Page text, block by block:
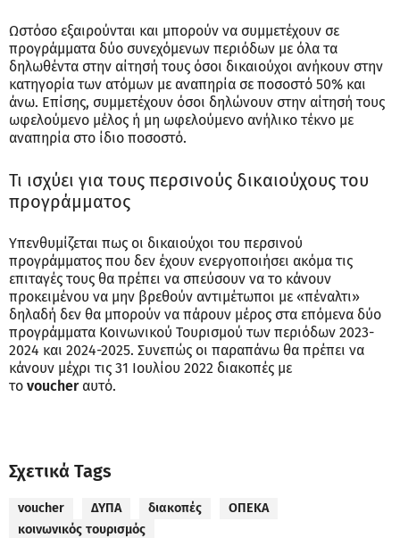
Ωστόσο εξαιρούνται και μπορούν να συμμετέχουν σε
προγράμματα δύο συνεχόμενων περιόδων με όλα τα
δηλωθέντα στην αίτησή τους όσοι δικαιούχοι ανήκουν στην
κατηγορία των ατόμων με αναπηρία σε ποσοστό 50% και
άνω. Επίσης, συμμετέχουν όσοι δηλώνουν στην αίτησή τους
ωφελούμενο μέλος ή μη ωφελούμενο ανήλικο τέκνο με
αναπηρία στο ίδιο ποσοστό.
Τι ισχύει για τους περσινούς δικαιούχους του
προγράμματος
Υπενθυμίζεται πως οι δικαιούχοι του περσινού
προγράμματος που δεν έχουν ενεργοποιήσει ακόμα τις
επιταγές τους θα πρέπει να σπεύσουν να το κάνουν
προκειμένου να μην βρεθούν αντιμέτωποι με «πέναλτι»
δηλαδή δεν θα μπορούν να πάρουν μέρος στα επόμενα δύο
προγράμματα Κοινωνικού Τουρισμού των περιόδων 2023-
2024 και 2024-2025. Συνεπώς οι παραπάνω θα πρέπει να
κάνουν μέχρι τις 31 Ιουλίου 2022 διακοπές με
το voucherαυτό.
Σχετικά Tags
voucher ΔΥΠΑ διακοπές
ΟΠΕΚΑ
κοινωνικός τουρισμός